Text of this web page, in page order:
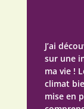
J’ai
sur une
ma vie !
climat
mise en